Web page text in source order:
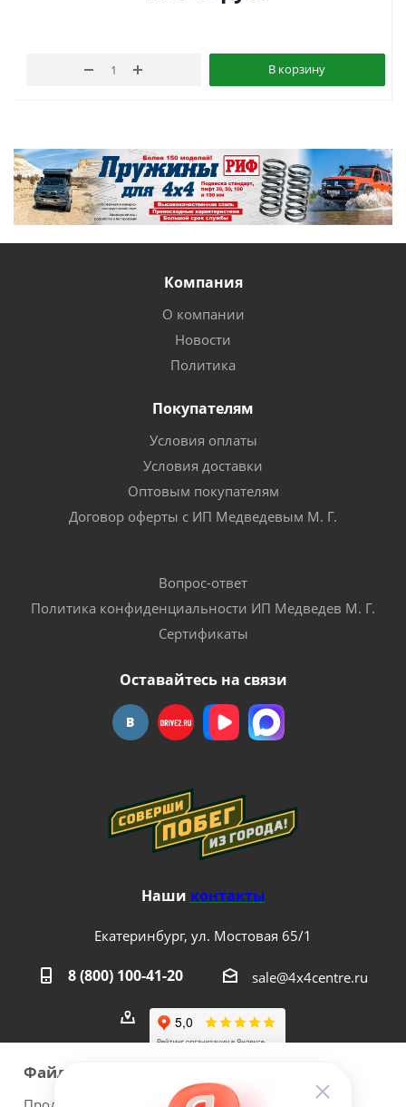
В корзину
Компания
О компании
Новости
Политика
Покупателям
Условия оплаты
Условия доставки
Оптовым покупателям
Договор оферты с ИП Медведевым М. Г.
Вопрос-ответ
Политика конфиденциальности ИП Медведев М. Г.
Сертификаты
Оставайтесь на связи
Наши контакты
Екатеринбург, ул. Мостовая 65/1
8 (800) 100-41-20 sale@4x4centre.ru
Файлы cookie